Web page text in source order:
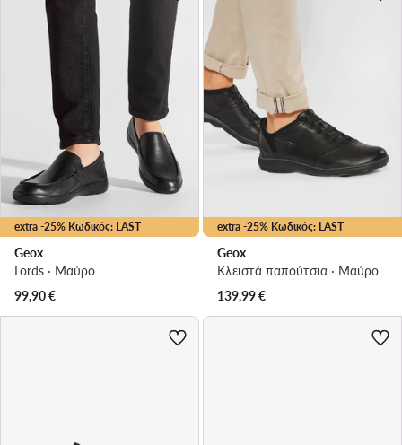
extra -25% Κωδικός: LAST
Geox
Lords · Μαύρο
99,90€
extra -25% Κωδικός: LAST
Geox
Κλειστά παπούτσια · Μαύρο
139,99€